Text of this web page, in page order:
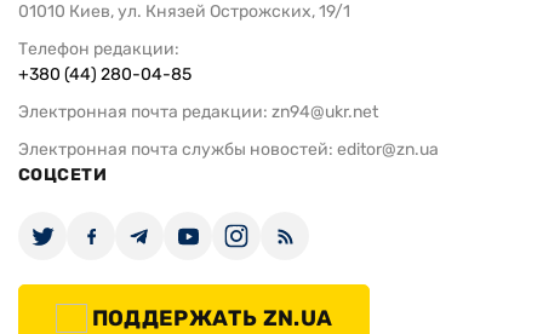
01010 Киев, ул. Князей Острожских, 19/1
Телефон редакции:
+380 (44) 280-04-85
Электронная почта редакции: zn94@ukr.net
Электронная почта службы новостей: editor@zn.ua
СОЦСЕТИ
ПОДДЕРЖАТЬ ZN.UA